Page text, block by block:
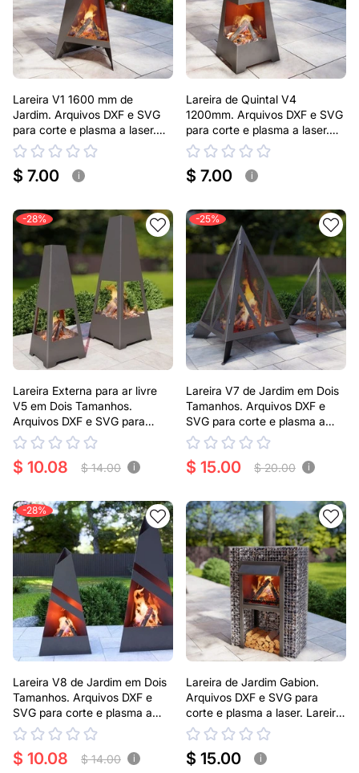
Lareira V1 1600 mm de
Jardim. Arquivos DXF e SVG
para corte e plasma a laser.
Lareira Externa Pirâmide
$ 7.00 i
Lareira de Quintal V4
1200mm. Arquivos DXF e SVG
para corte e plasma a laser.
Lareira tipo Chaminea
$ 7.00 i
-28%
Lareira Externa para ar livre
V5 em Dois Tamanhos.
Arquivos DXF e SVG para
corte e plasma a laser. Lareira
tipo Chaminea
$ 10.08 $ 14.00 i
-25%
Lareira V7 de Jardim em Dois
Tamanhos. Arquivos DXF e
SVG para corte e plasma a
laser. Lareira Externa Pirâmide
$ 15.00 $ 20.00 i
-28%
Lareira V8 de Jardim em Dois
Tamanhos. Arquivos DXF e
SVG para corte e plasma a
laser. Lareira Externa Pirâmide
$ 10.08 $ 14.00 i
Lareira de Jardim Gabion.
Arquivos DXF e SVG para
corte e plasma a laser. Lareira
para ar livre
$ 15.00 i